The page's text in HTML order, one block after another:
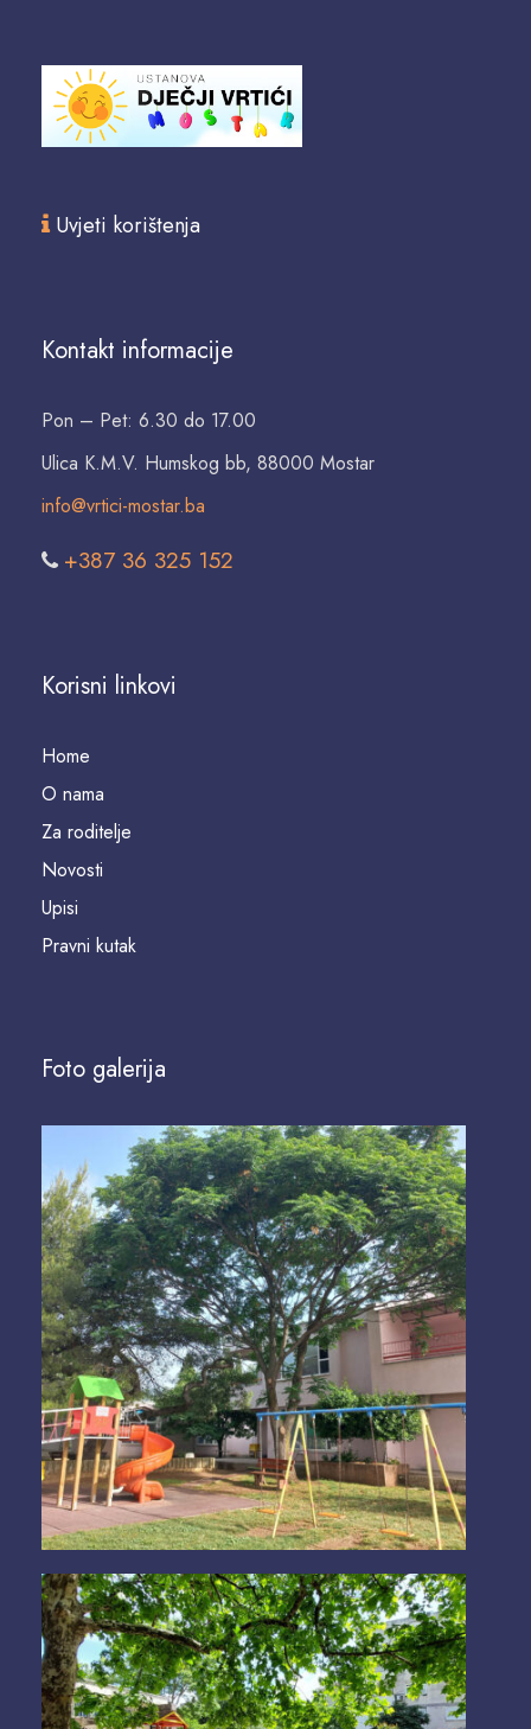
Uvjeti korištenja
Kontakt informacije
Pon – Pet: 6.30 do 17.00
Ulica K.M.V. Humskog bb, 88000 Mostar
info@vrtici-mostar.ba
+387 36 325 152
Korisni linkovi
Home
O nama
Za roditelje
Novosti
Upisi
Pravni kutak
Foto galerija